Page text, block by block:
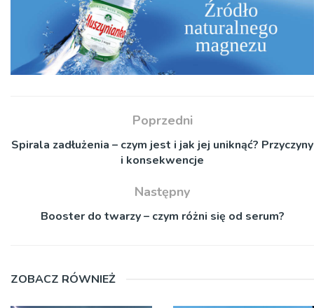
Poprzedni
Spirala zadłużenia – czym jest i jak jej uniknąć? Przyczyny
i konsekwencje
Następny
Booster do twarzy – czym różni się od serum?
ZOBACZ RÓWNIEŻ